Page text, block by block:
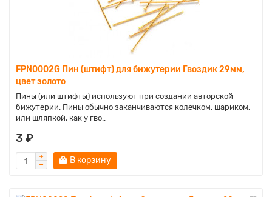
FPN0002G Пин (штифт) для бижутерии Гвоздик 29мм,
цвет золото
Пины (или штифты) используют при создании авторской
бижутерии. Пины обычно заканчиваются колечком, шариком,
или шляпкой, как у гво..
3 ₽
В корзину